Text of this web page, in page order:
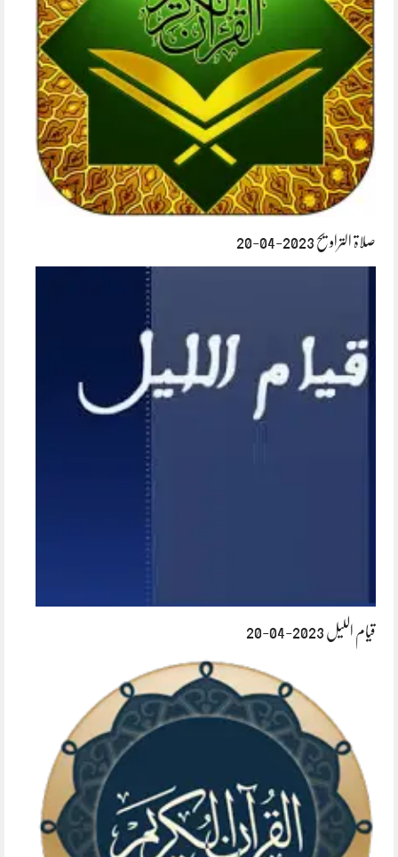
صلاۃ التراویح 2023-04-20
قیام اللیل 2023-04-20